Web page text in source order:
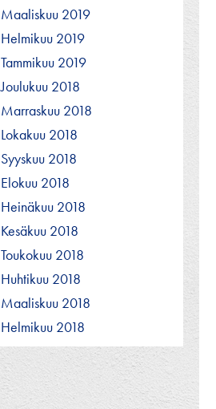
Maaliskuu 2019
Helmikuu 2019
Tammikuu 2019
Joulukuu 2018
Marraskuu 2018
Lokakuu 2018
Syyskuu 2018
Elokuu 2018
Heinäkuu 2018
Kesäkuu 2018
Toukokuu 2018
Huhtikuu 2018
Maaliskuu 2018
Helmikuu 2018